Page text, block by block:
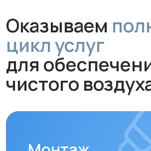
Обслуживание и
Монтаж
Профессиональная установка
за 1 час без грязи и сложного
ремонта. Гарантируем аккуратную
работу и надежное крепление
устройства.